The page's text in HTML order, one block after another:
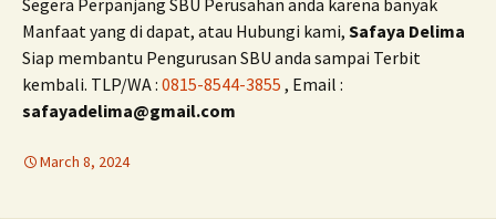
Segera Perpanjang SBU Perusahan anda karena banyak
Manfaat yang di dapat, atau Hubungi kami, Safaya Delima
Siap membantu Pengurusan SBU anda sampai Terbit
kembali. TLP/WA : 0815-8544-3855 , Email :
safayadelima@gmail.com
March 8, 2024